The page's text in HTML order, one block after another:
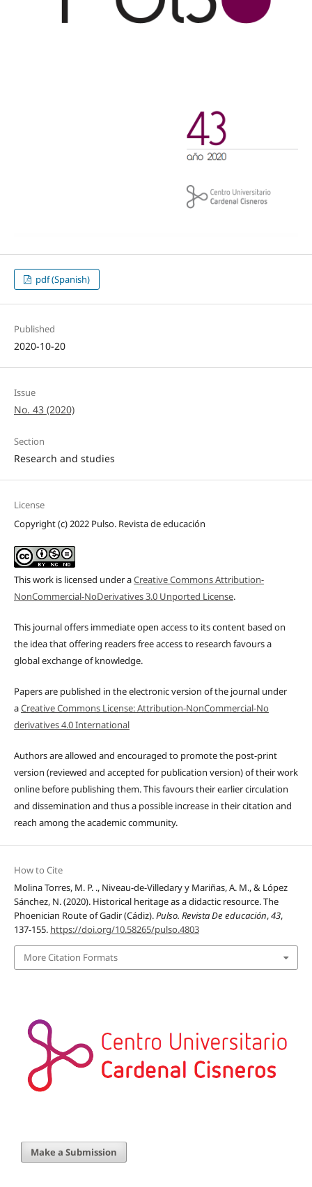
pdf (Spanish)
Published
2020-10-20
Issue
No. 43 (2020)
Section
Research and studies
License
Copyright (c) 2022 Pulso. Revista de educación
This work is licensed under aCreative Commons Attribution-
NonCommercial-NoDerivatives 3.0 Unported License.
This journal offers immediate open access to its content based on
the idea that offering readers free access to research favours a
global exchange of knowledge.
Papers are published in the electronic version of the journal under
aCreative Commons License: Attribution-NonCommercial-No
derivatives 4.0 International
Authors are allowed and encouraged to promote the post-print
version (reviewed and accepted for publication version) of their work
online before publishing them. This favours their earlier circulation
and dissemination and thus a possible increase in their citation and
reach among the academic community.
How to Cite
Molina Torres, M. P. ., Niveau-de-Villedary y Mariñas, A. M., & López
Sánchez, N. (2020). Historical heritage as a didactic resource. The
Phoenician Route of Gadir (Cádiz).Pulso. Revista De educación,43,
137-155. https://doi.org/10.58265/pulso.4803
More Citation Formats
Make a Submission